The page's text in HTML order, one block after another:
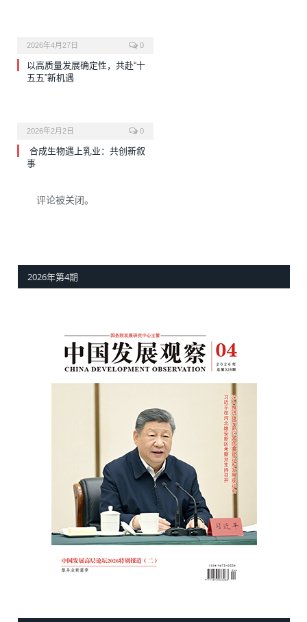
2026年4月27日 0
以高质量发展确定性，共赴“十
五五”新机遇
2026年2月2日 0
合成生物遇上乳业：共创新叙
事
评论被关闭。
2026年第4期